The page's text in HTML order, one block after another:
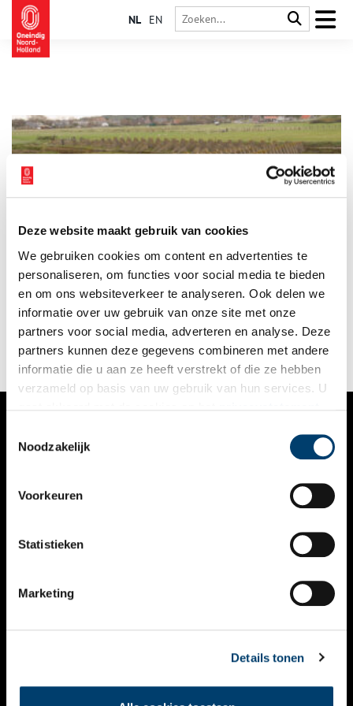
Deze website maakt gebruik van cookies
We gebruiken cookies om content en advertenties te
personaliseren, om functies voor social media te bieden
en om ons websiteverkeer te analyseren. Ook delen we
informatie over uw gebruik van onze site met onze
partners voor social media, adverteren en analyse. Deze
partners kunnen deze gegevens combineren met andere
informatie die u aan ze heeft verstrekt of die ze hebben
verzameld op basis van uw gebruik van hun services. U
Noodzakelijk
Voorkeuren
Statistieken
Marketing
Details tonen
NL EN
tankversperringen
Tijdens de Tweede Wereldoorlog werd de Noordzeekust een
belangrijke schakel in de Atlantikwall. Dat was een keten van
Duitse verdedigingswerken langs de West-Europese kust,
bedoeld om een invasie vanuit zee te voorkomen. In de Noord-
Hollandse kustplaatsjes werd een lang lint van bunkers,
kanonnen en mijnenvelden opgetrokken. Zo ook in Egmond,
Bergen en Camperduin, die van oudsher met elkaar verbonden
zijn door de Herenweg.
VERHALEN
KALENDER
THEMA’S
VIDEO’S
CONTACT